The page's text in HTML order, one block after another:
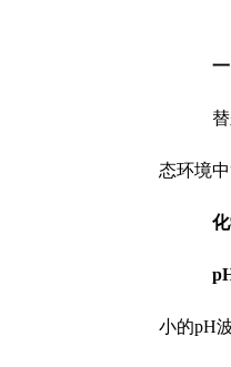
一
态环境
小的pH